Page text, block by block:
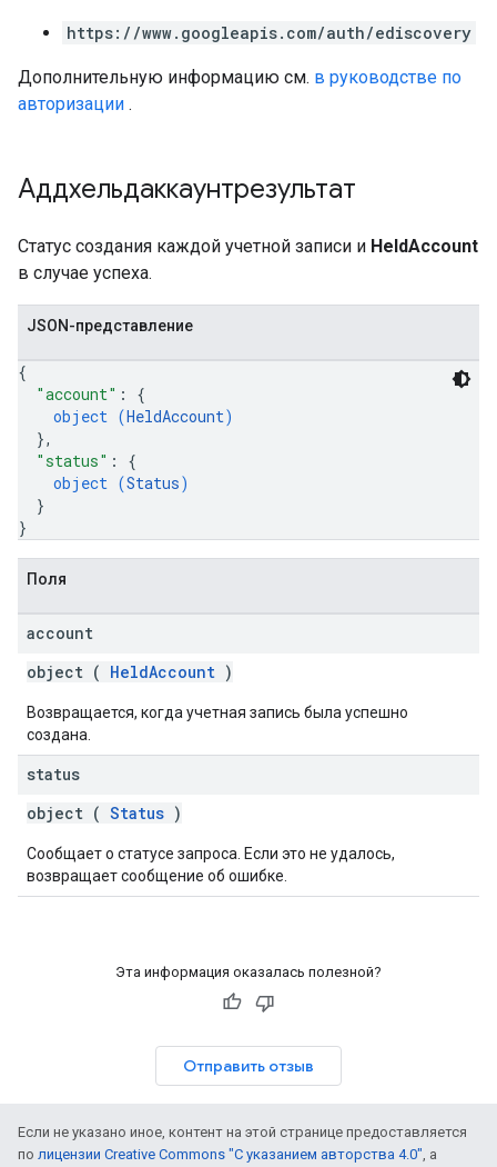
https://www.googleapis.com/auth/ediscovery
Дополнительную информацию см. в руководстве по
авторизации .
Аддхельдаккаунтрезультат
Статус создания каждой учетной записи и HeldAccount
в случае успеха.
JSON-представление
{
"account" : {
object (HeldAccount)
},
"status" : {
object (Status)
}
}
Поля
account
object ( HeldAccount )
Возвращается, когда учетная запись была успешно
создана.
status
object ( Status )
Сообщает о статусе запроса. Если это не удалось,
возвращает сообщение об ошибке.
Эта информация оказалась полезной?
Отправить отзыв
Если не указано иное, контент на этой странице предоставляется
по лицензии Creative Commons "С указанием авторства 4.0", а